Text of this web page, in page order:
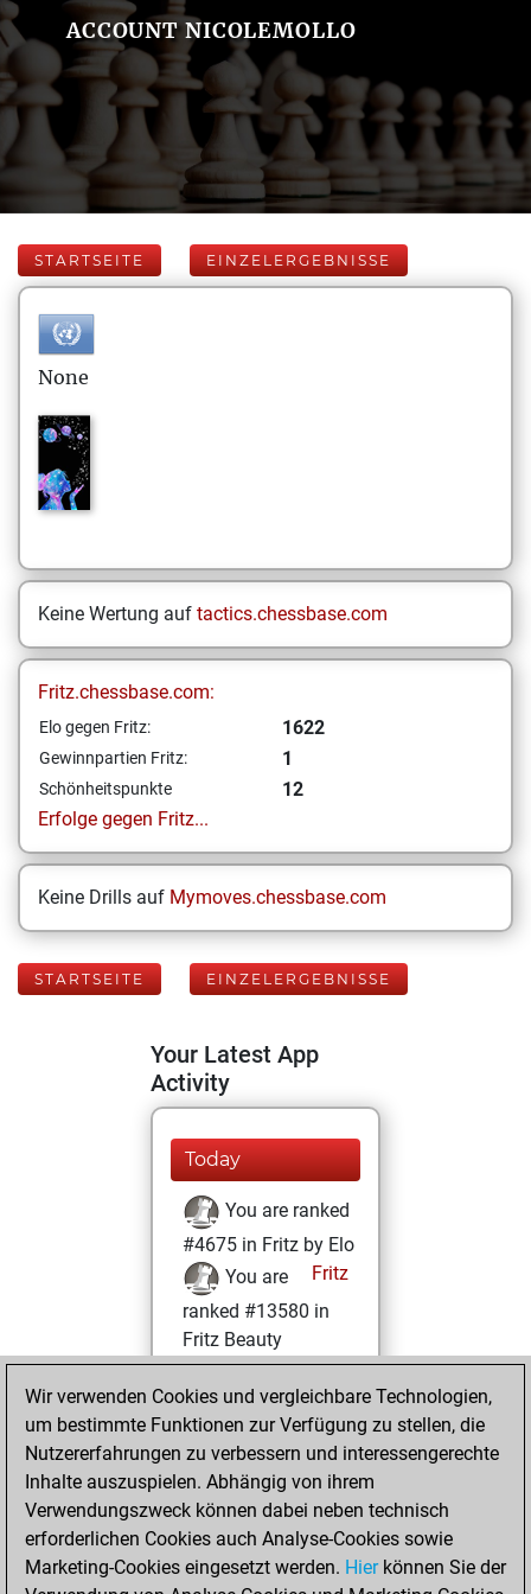
ACCOUNT NICOLEMOLLO
STARTSEITE EINZELERGEBNISSE
None
Keine Wertung auf tactics.chessbase.com
Fritz.chessbase.com:
Elo gegen Fritz: 1622
Gewinnpartien Fritz: 1
Schönheitspunkte
12
Erfolge gegen Fritz...
Keine Drills auf Mymoves.chessbase.com
STARTSEITE EINZELERGEBNISSE
Your Latest App
Activity
Today
You are ranked
#4675 in Fritz by Elo
Fritz
You are
ranked #13580 in
Fritz Beauty
Montag, Juli 4,
2022
You won
against Fritz
Fritz
You achieved a
BeautyScore of 12
Wir verwenden Cookies und vergleichbare Technologien,
um bestimmte Funktionen zur Verfügung zu stellen, die
Nutzererfahrungen zu verbessern und interessengerechte
Inhalte auszuspielen. Abhängig von ihrem
Verwendungszweck können dabei neben technisch
erforderlichen Cookies auch Analyse-Cookies sowie
Marketing-Cookies eingesetzt werden. Hierkönnen Sie der